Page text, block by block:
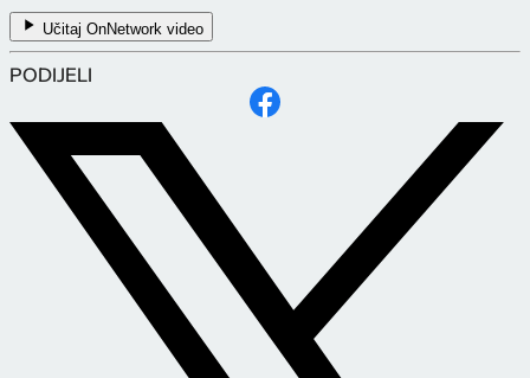
Učitaj OnNetwork video
PODIJELI